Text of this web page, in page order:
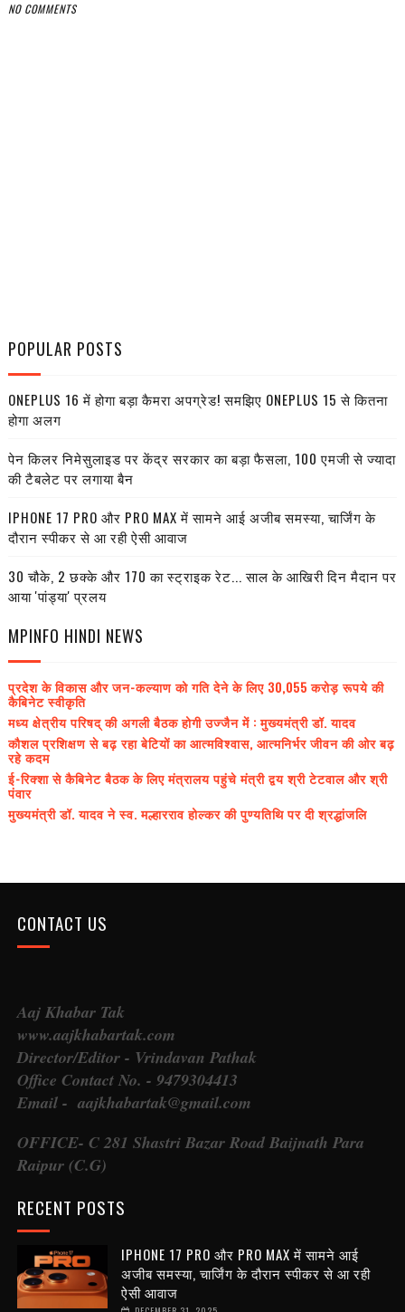
NO COMMENTS
POPULAR POSTS
ONEPLUS 16 में होगा बड़ा कैमरा अपग्रेड! समझिए ONEPLUS 15 से कितना
होगा अलग
पेन किलर निमेसुलाइड पर केंद्र सरकार का बड़ा फैसला, 100 एमजी से ज्यादा
की टैबलेट पर लगाया बैन
IPHONE 17 PRO और PRO MAX में सामने आई अजीब समस्या, चार्जिंग के
दौरान स्पीकर से आ रही ऐसी आवाज
30 चौके, 2 छक्के और 170 का स्ट्राइक रेट... साल के आखिरी दिन मैदान पर
आया 'पांड्या' प्रलय
MPINFO HINDI NEWS
प्रदेश के विकास और जन-कल्याण को गति देने के लिए 30,055 करोड़ रूपये की
कैबिनेट स्वीकृति
मध्य क्षेत्रीय परिषद् की अगली बैठक होगी उज्जैन में : मुख्यमंत्री डॉ. यादव
कौशल प्रशिक्षण से बढ़ रहा बेटियों का आत्मविश्वास, आत्मनिर्भर जीवन की ओर बढ़
रहे कदम
ई-रिक्शा से कैबिनेट बैठक के लिए मंत्रालय पहुंचे मंत्री द्वय श्री टेटवाल और श्री
पंवार
मुख्यमंत्री डॉ. यादव ने स्व. मल्हारराव होल्कर की पुण्यतिथि पर दी श्रद्धांजलि
CONTACT US
Aaj Khabar Tak
www.aajkhabartak.com
Director/Editor - Vrindavan Pathak
Office Contact No. - 9479304413
Email - aajkhabartak@gmail.com
OFFICE- C 281 Shastri Bazar Road Baijnath Para
Raipur (C.G)
RECENT POSTS
IPHONE 17 PRO और PRO MAX में सामने आई
अजीब समस्या, चार्जिंग के दौरान स्पीकर से आ रही
ऐसी आवाज